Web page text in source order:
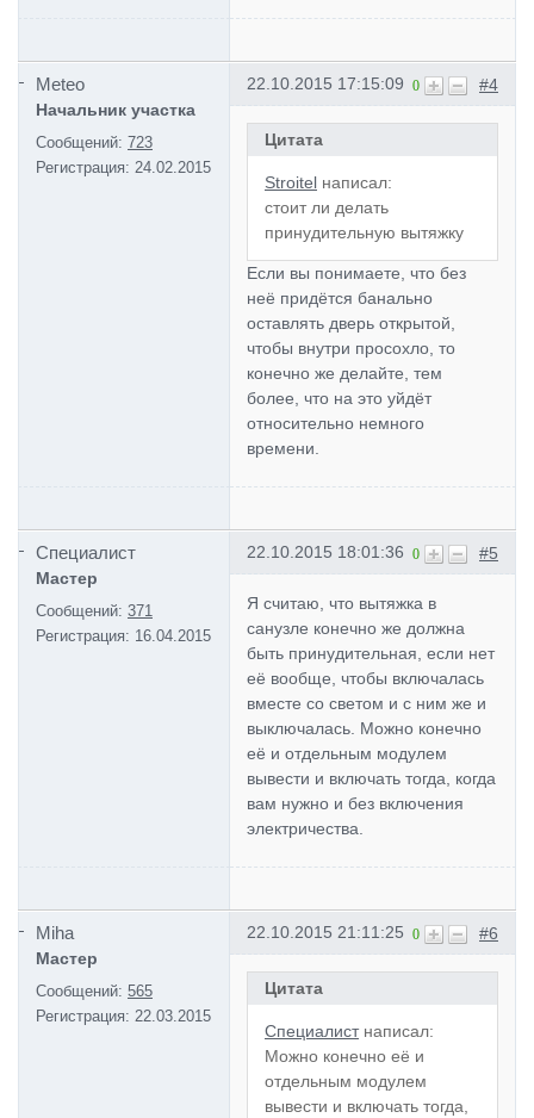
Meteo
Начальник участка
Сообщений: 723
Регистрация: 24.02.2015
#4
0
22.10.2015 17:15:09
Цитата
Stroitel написал:
стоит ли делать
принудительную вытяжку
Если вы понимаете, что без
неё придётся банально
оставлять дверь открытой,
чтобы внутри просохло, то
конечно же делайте, тем
более, что на это уйдёт
относительно немного
времени.
Специалист
Мастер
Сообщений: 371
Регистрация: 16.04.2015
#5
0
22.10.2015 18:01:36
Я считаю, что вытяжка в
санузле конечно же должна
быть принудительная, если нет
её вообще, чтобы включалась
вместе со светом и с ним же и
выключалась. Можно конечно
её и отдельным модулем
вывести и включать тогда, когда
вам нужно и без включения
электричества.
Miha
Мастер
Сообщений: 565
Регистрация: 22.03.2015
#6
0
22.10.2015 21:11:25
Цитата
Специалистнаписал:
Можно конечно её и
отдельным модулем
вывести и включать тогда,